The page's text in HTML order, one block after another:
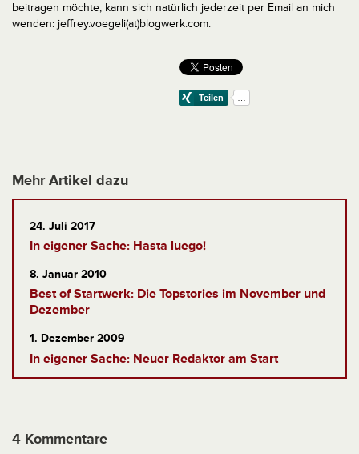
beitragen möchte, kann sich natürlich jederzeit per Email an mich
wenden: jeffrey.voegeli(at)blogwerk.com.
Mehr Artikel dazu
24. Juli 2017
In eigener Sache: Hasta luego!
8. Januar 2010
Best of Startwerk: Die Topstories im November und
Dezember
1. Dezember 2009
In eigener Sache: Neuer Redaktor am Start
4 Kommentare